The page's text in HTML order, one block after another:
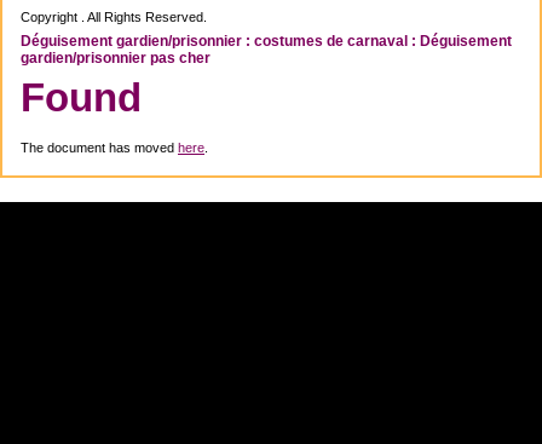
Copyright . All Rights Reserved.
Déguisement gardien/prisonnier : costumes de carnaval : Déguisement
gardien/prisonnier pas cher
Found
The document has moved here